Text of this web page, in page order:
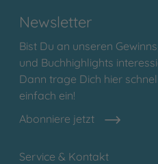
Newsletter
Bist Du an unseren
und Buchhighlights
Dann trage Dich hier
einfach ein!
Abonniere jetzt
Service & Kontakt